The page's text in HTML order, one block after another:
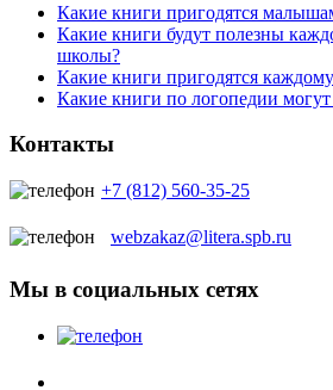
Какие книги пригодятся
Какие книги будут полезны
школы?
Какие книги пригодятся
Какие книги по логопедии
Контакты
+7 (812) 560-35-25
webzakaz@litera.spb.ru
Мы в социальных сетях